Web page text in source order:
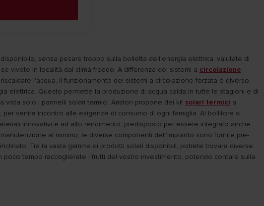
senza pesare troppo sulla bolletta dell'energia elettrica, valutate di
vivete in località dal clima freddo. A differenza dei sistemi a circolazione
l'acqua, il funzionamento dei sistemi a circolazione forzata è diverso,
elettrica. Questo permette la produzione di acqua calda in tutte le stagioni e di
solo i pannelli solari termici. Ariston propone dei kit solari termici a
venire incontro alle esigenze di consumo di ogni famiglia. Al bollitore si
innovativi e ad alto rendimento, predisposto per essere integrato anche
al minimo, le diverse componenti dell'impianto sono fornite pre-
Tra la vasta gamma di prodotti solari disponibili, potrete trovare diverse
tempo raccoglierete i frutti del vostro investimento, potendo contare sulla